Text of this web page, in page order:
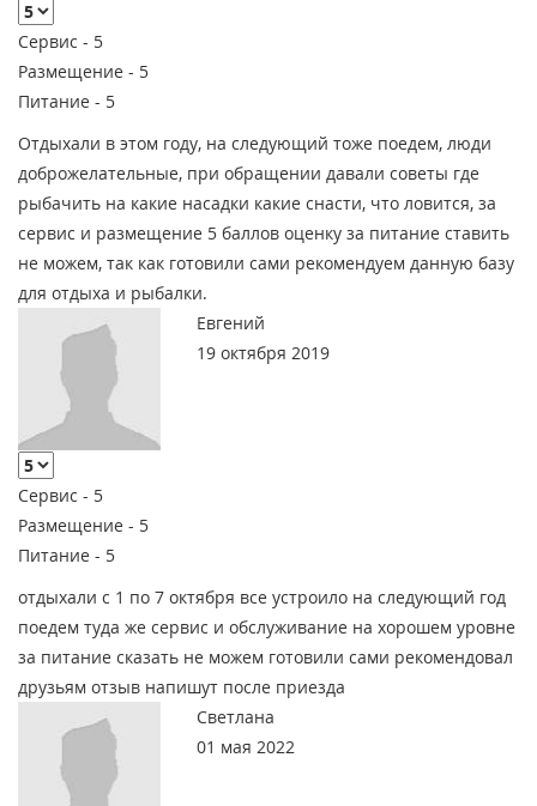
Сервис - 5
Размещение - 5
Питание - 5
Отдыхали в этом году, на следующий тоже поедем, люди
доброжелательные, при обращении давали советы где
рыбачить на какие насадки какие снасти, что ловится, за
сервис и размещение 5 баллов оценку за питание ставить
не можем, так как готовили сами рекомендуем данную базу
для отдыха и рыбалки.
Евгений
19 октября 2019
Сервис - 5
Размещение - 5
Питание - 5
отдыхали с 1 по 7 октября все устроило на следующий год
поедем туда же сервис и обслуживание на хорошем уровне
за питание сказать не можем готовили сами рекомендовал
друзьям отзыв напишут после приезда
Светлана
01 мая 2022